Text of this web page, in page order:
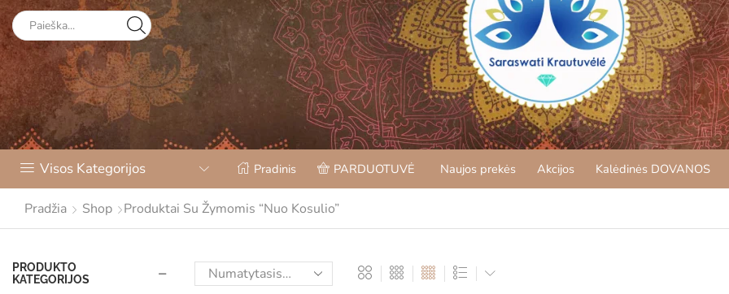
Visos Kategorijos Pradinis PARDUOTUVĖ Naujos prekės Akcijos Kalėdinės DOVANOS
Pradžia Shop Produktai Su Žymomis “nuo Kosulio”
PRODUKTO
KATEGORIJOS